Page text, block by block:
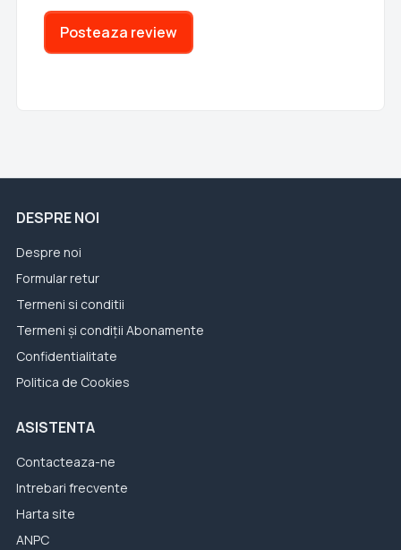
Posteaza review
DESPRE NOI
Despre noi
Formular retur
Termeni si conditii
Termeni și condiții Abonamente
Confidentialitate
Politica de Cookies
ASISTENTA
Contacteaza-ne
Intrebari frecvente
Harta site
ANPC